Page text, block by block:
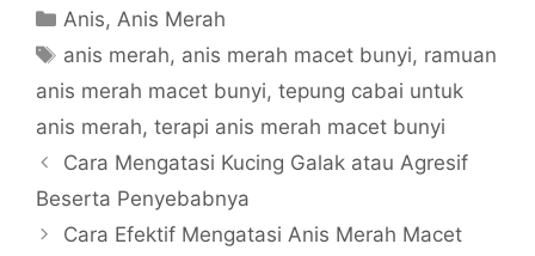
Categories
Anis, Anis Merah
Tags
anis merah, anis merah macet bunyi, ramuan
anis merah macet bunyi, tepung cabai untuk
anis merah, terapi anis merah macet bunyi
Cara Mengatasi Kucing Galak atau Agresif
Beserta Penyebabnya
Cara Efektif Mengatasi Anis Merah Macet